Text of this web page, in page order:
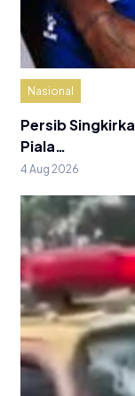
Nasional
Persib
Piala…
4 Aug 2026